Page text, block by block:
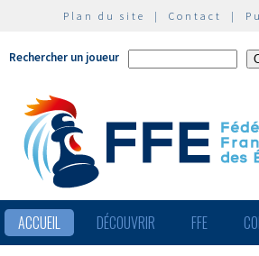
Plan du site | Contact |
Rechercher un joueur
ACCUEIL DÉCOUVRIR FFE